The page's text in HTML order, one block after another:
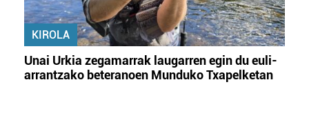
KIROLA
Unai Urkia zegamarrak laugarren egin du euli-
arrantzako beteranoen Munduko Txapelketan